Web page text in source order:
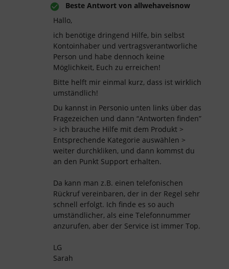
Beste Antwort von allwehaveisnow
Hallo,
ich benötige dringend Hilfe, bin selbst
Kontoinhaber und vertragsverantworliche
Person und habe dennoch keine
Möglichkeit, Euch zu erreichen!
Bitte helft mir einmal kurz, dass ist wirklich
umständlich!
Du kannst in Personio unten links über das
Fragezeichen und dann “Antworten finden”
> ich brauche Hilfe mit dem Produkt >
Entsprechende Kategorie auswählen >
weiter durchkliken, und dann kommst du
an den Punkt Support erhalten.
Da kann man z.B. einen telefonischen
Rückruf vereinbaren, der in der Regel sehr
schnell erfolgt. Ich finde es so auch
umständlicher, als eine Telefonnummer
anzurufen, aber der Service ist immer Top.
LG
Sarah